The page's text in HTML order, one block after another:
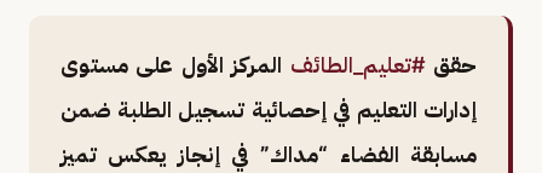
حقق#تعليم_الطائف المركز الأول على مستوى
إدارات التعليم في إحصائية تسجيل الطلبة ضمن
مسابقة الفضاء “مداك” في إنجاز يعكس تميز